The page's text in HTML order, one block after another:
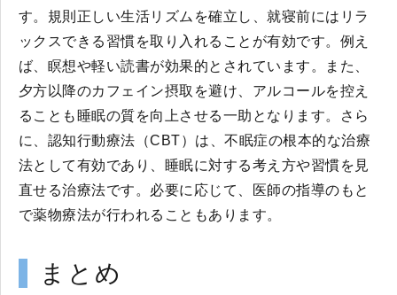
す。規則正しい生活リズムを確立し、就寝前にはリラ
ックスできる習慣を取り入れることが有効です。例え
ば、瞑想や軽い読書が効果的とされています。また、
夕方以降のカフェイン摂取を避け、アルコールを控え
ることも睡眠の質を向上させる一助となります。さら
に、認知行動療法（CBT）は、不眠症の根本的な治療
法として有効であり、睡眠に対する考え方や習慣を見
直せる治療法です。必要に応じて、医師の指導のもと
で薬物療法が行われることもあります。
まとめ